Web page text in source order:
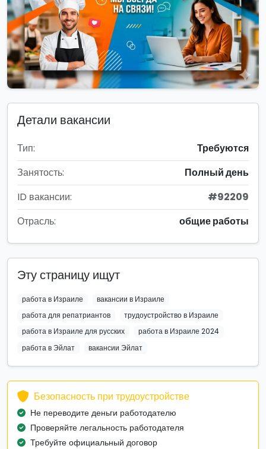
Детали вакансии
Тип:
Требуются
Занятость:
Полный день
ID вакансии:
#92209
Отрасль:
общие работы
Эту страницу ищут
работа в Израиле
вакансии в Израиле
работа для репатриантов
трудоустройство в Израиле
работа в Израиле для русских
работа в Израиле 2024
работа в Эйлат
вакансии Эйлат
Безопасность при трудоустройстве
Не переводите деньги работодателю
Проверяйте легальность работодателя
Требуйте официальный договор